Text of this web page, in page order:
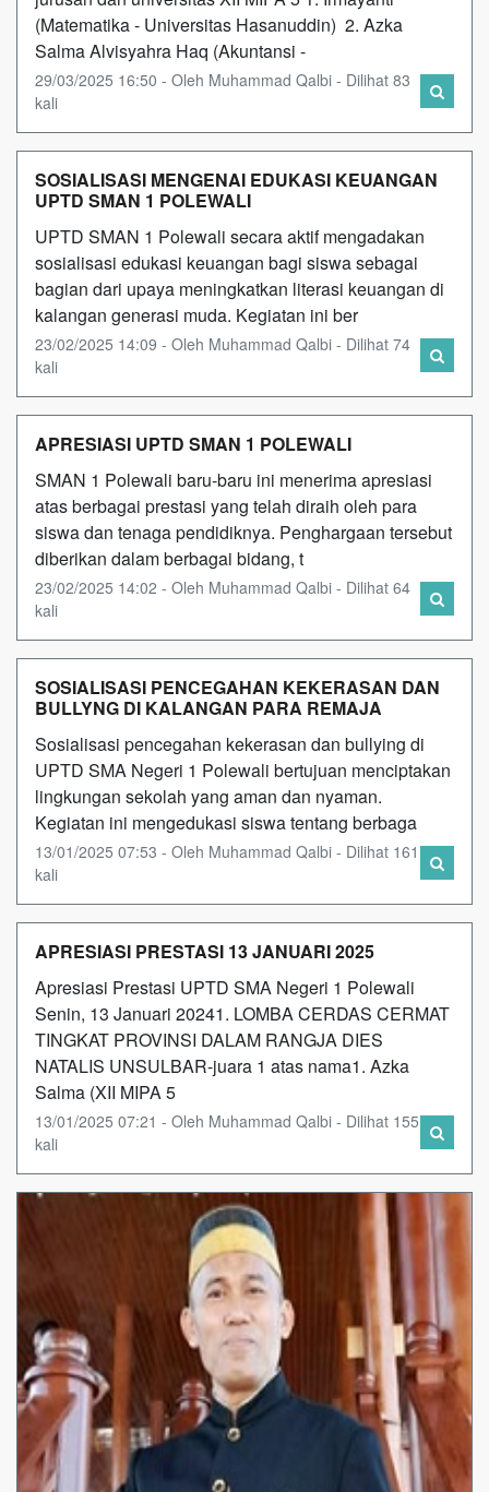
(Matematika - Universitas Hasanuddin) 2. Azka
Salma Alvisyahra Haq (Akuntansi -
29/03/2025 16:50 - Oleh Muhammad Qalbi - Dilihat 83
kali
SOSIALISASI MENGENAI EDUKASI KEUANGAN
UPTD SMAN 1 POLEWALI
UPTD SMAN 1 Polewali secara aktif mengadakan
sosialisasi edukasi keuangan bagi siswa sebagai
bagian dari upaya meningkatkan literasi keuangan di
kalangan generasi muda. Kegiatan ini ber
23/02/2025 14:09 - Oleh Muhammad Qalbi - Dilihat 74
kali
APRESIASI UPTD SMAN 1 POLEWALI
SMAN 1 Polewali baru-baru ini menerima apresiasi
atas berbagai prestasi yang telah diraih oleh para
siswa dan tenaga pendidiknya. Penghargaan tersebut
diberikan dalam berbagai bidang, t
23/02/2025 14:02 - Oleh Muhammad Qalbi - Dilihat 64
kali
SOSIALISASI PENCEGAHAN KEKERASAN DAN
BULLYNG DI KALANGAN PARA REMAJA
Sosialisasi pencegahan kekerasan dan bullying di
UPTD SMA Negeri 1 Polewali bertujuan menciptakan
lingkungan sekolah yang aman dan nyaman.
Kegiatan ini mengedukasi siswa tentang berbaga
13/01/2025 07:53 - Oleh Muhammad Qalbi - Dilihat 161
kali
APRESIASI PRESTASI 13 JANUARI 2025
Apresiasi Prestasi UPTD SMA Negeri 1 Polewali
Senin, 13 Januari 20241. LOMBA CERDAS CERMAT
TINGKAT PROVINSI DALAM RANGJA DIES
NATALIS UNSULBAR-juara 1 atas nama1. Azka
Salma (XII MIPA 5
13/01/2025 07:21 - Oleh Muhammad Qalbi - Dilihat 155
kali